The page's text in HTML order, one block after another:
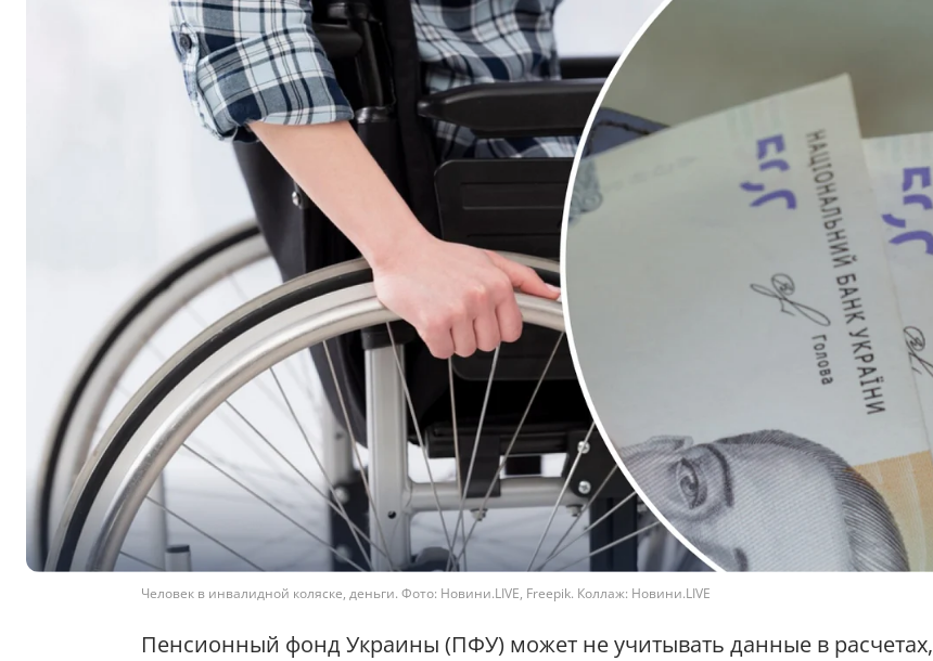
Человек в инвалидной коляске, деньги. Фото: Новини.LIVE, Freepik. Коллаж: Новини.LIVE
Пенсионный фонд Украины (ПФУ) может не учитывать данные в расчетах,